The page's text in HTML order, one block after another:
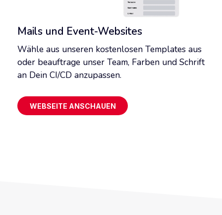
Mails und Event-Websites
Wähle aus unseren kostenlosen Templates aus
oder beauftrage unser Team, Farben und Schrift
an Dein CI/CD anzupassen.
WEBSEITE ANSCHAUEN